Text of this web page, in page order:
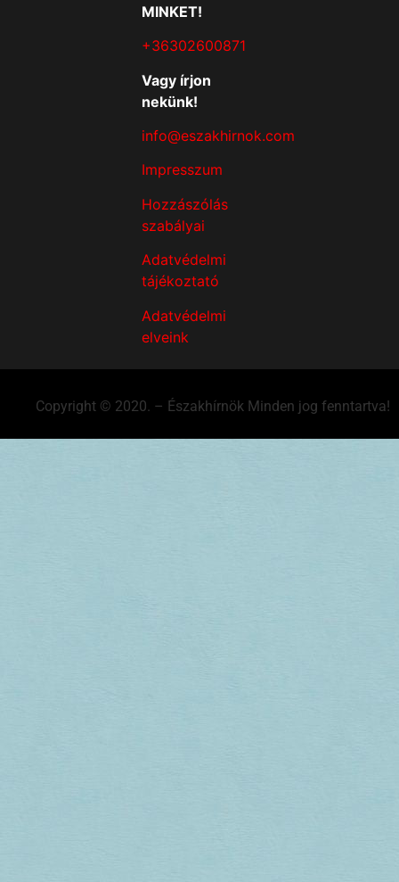
MINKET!
+36302600871
Vagy írjon
nekünk!
info@eszakhirnok.com
Impresszum
Hozzászólás
szabályai
Adatvédelmi
tájékoztató
Adatvédelmi
elveink
Copyright © 2020. – Északhírnök Minden jog fenntartva!